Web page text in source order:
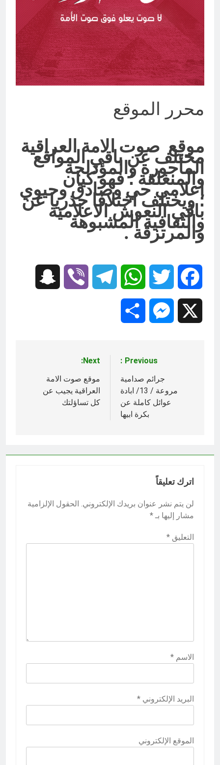
19 ساعة Ago
الجرح النرجسي وتضخم الذات
التعويضي
19 ساعة Ago
محرر الموقع
موقع صوت الامة العراقية
مختلف عن باقي المواقع
المأجورة والمؤدلجة
والمنغلقة ؛ فهو كيان
اعلامي حي وصادق وحيوي
؛ ويختلف اختلافا جذريا عن
باقي النعوش الاعلامية
والثقافية المشبوهة
والمرتزقة .
Facebook
Twitter
WhatsApp
Telegram
Viber
Messenger
المقالات
Previous:
جرائم صدامية
مروعة / 13/ ابادة
عوائل كاملة عن
بكرة ابيها
Next:
موقع صوت الامة
العراقية يجيب عن
كل تساؤلتك
اترك تعليقاً
لن يتم نشر عنوان بريدك الإلكتروني. الحقول الإلزامية
مشار إليها بـ *
التعليق *
الاسم *
البريد الإلكتروني *
الموقع الإلكتروني